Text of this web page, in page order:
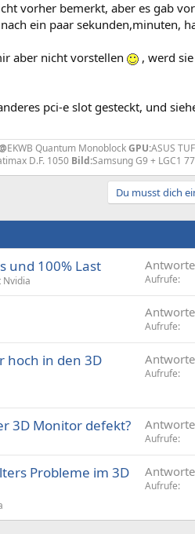
vorher bemerkt, aber es gab
ein paar sekunden,minuten,
aber nicht vorstellen
, werd
pci-e slot gesteckt, und
EKWB Quantum MonoblockGPU:ASUS
D.F. 1050 Bild:Samsung G9 + LGC1
Du musst dich
und 100% Last
Aufrufe
Aufrufe
hoch in den 3D
Aufrufe
3D Monitor defekt?
Aufrufe
Probleme im 3D
Aufrufe